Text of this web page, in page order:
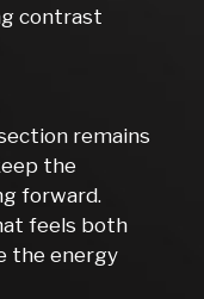
contrast
remains
the
forward.
feels both
the energy